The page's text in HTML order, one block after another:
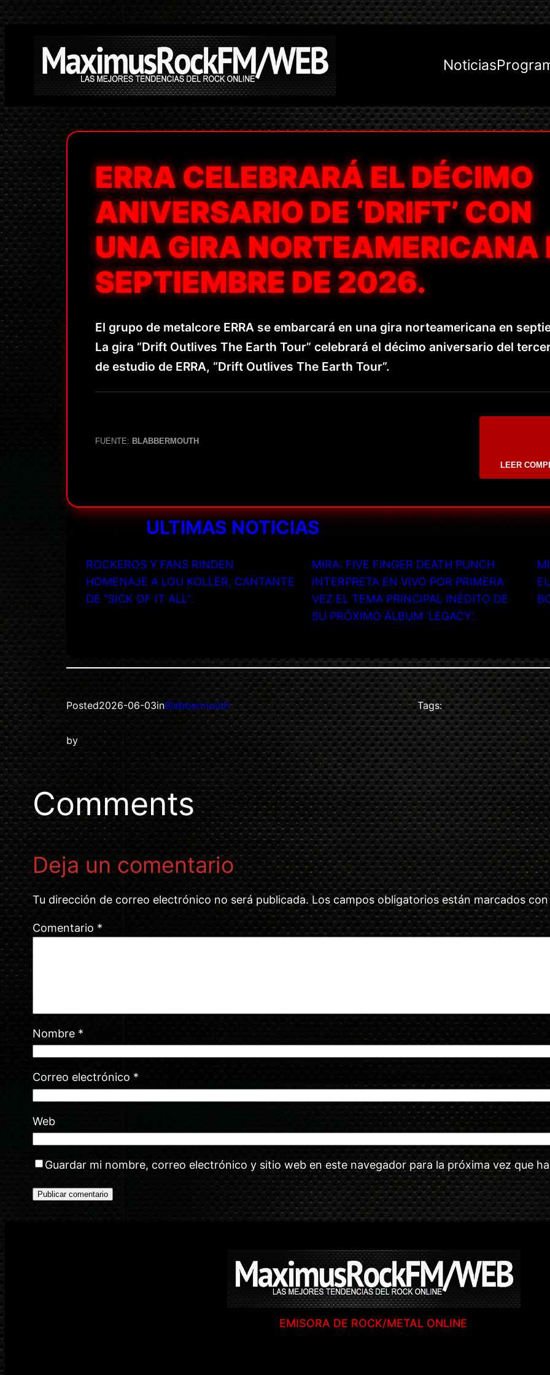
Saltar
contenido
Noticias
ERRA CELEBRARÁ EL DÉCIMO
ANIVERSARIO DE ‘DRIFT’ CON
UNA GIRA NORTEAMERICANA
SEPTIEMBRE DE 2026.
El grupo de metalcore ERRA se embarcará en una gira norteamericana en
La gira “Drift Outlives The Earth Tour” celebrará el décimo aniversario del
de estudio de ERRA, “Drift Outlives The Earth Tour”.
FUENTE: BLABBERMOUTH
LEER
ULTIMAS NOTICIAS
ROCKEROS Y FANS RINDEN
HOMENAJE A LOU KOLLER, CANTANTE
DE “SICK OF IT ALL”.
MIRA: FIVE FINGER DEATH PUNCH
INTERPRETA EN VIVO POR PRIMERA
VEZ EL TEMA PRINCIPAL INÉDITO DE
SU PRÓXIMO ÁLBUM ‘LEGACY’.
Posted2026-06-03inBlabbermouth
by
Tags:
Comments
Deja un comentario
Tu dirección de correo electrónico no será publicada. Los campos obligatorios están marcados
Comentario *
Nombre *
Correo electrónico *
Web
Guardar mi nombre, correo electrónico y sitio web en este navegador para la próxima vez que
EMISORA DE ROCK/METAL ONLINE